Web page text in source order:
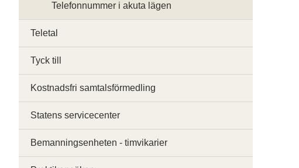
Telefonnummer i akuta lägen
Teletal
Tyck till
Kostnadsfri samtalsförmedling
Statens servicecenter
Bemanningsenheten - timvikarier